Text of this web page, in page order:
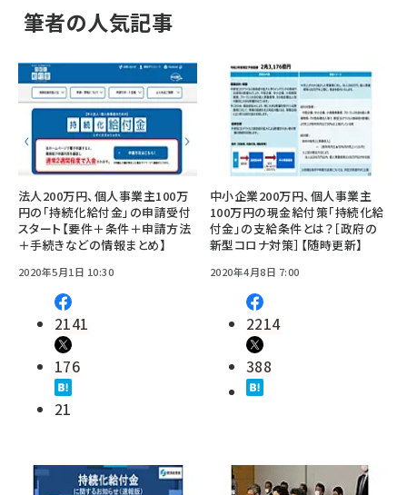
筆者の人気記事
法人200万円、個人事業主100万
円の「持続化給付金」の申請受付
スタート【要件＋条件＋申請方法
＋手続きなどの情報まとめ】
2020年5月1日 10:30
2141
176
21
中小企業200万円、個人事業主
100万円の現金給付策「持続化給
付金」の支給条件とは？［政府の
新型コロナ対策］【随時更新】
2020年4月8日 7:00
2214
388